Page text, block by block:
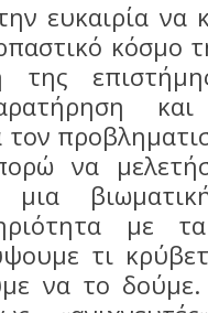
ευκαιρία
κόσμο
της
να
με
τι
να το δούμε.